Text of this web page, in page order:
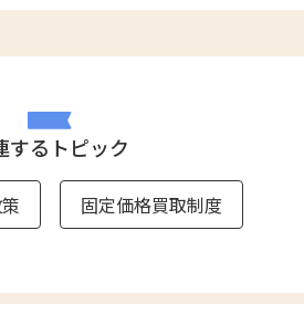
するトピック
固定価格買取制度